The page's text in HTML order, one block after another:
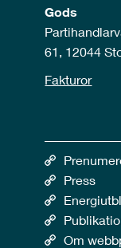
Gods
61, 12044
Fakturor
Press
Om